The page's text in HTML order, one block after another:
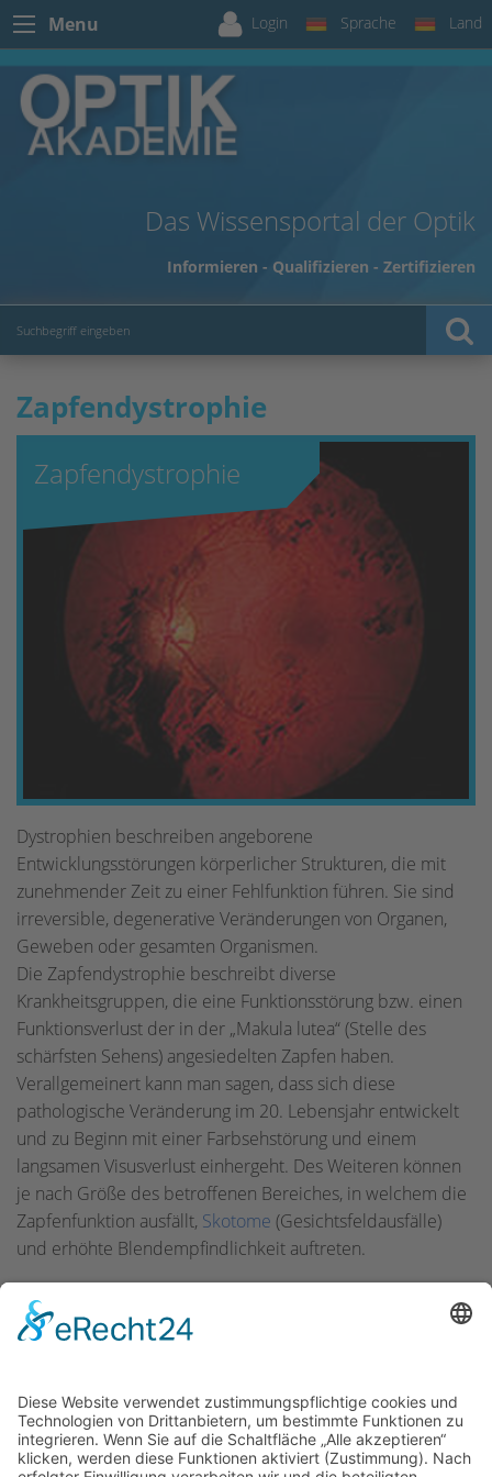
Menu Login Sprache Land
Das Wissensportal der Optik
Informieren - Qualifizieren - Zertifizieren
Zapfendystrophie
Zapfendystrophie
Dystrophien beschreiben angeborene
Entwicklungsstörungen körperlicher Strukturen, die mit
zunehmender Zeit zu einer Fehlfunktion führen. Sie sind
irreversible, degenerative Veränderungen von Organen,
Geweben oder gesamten Organismen.
Die Zapfendystrophie beschreibt diverse
Krankheitsgruppen, die eine Funktionsstörung bzw. einen
Funktionsverlust der in der „Makula lutea“ (Stelle des
schärfsten Sehens) angesiedelten Zapfen haben.
Verallgemeinert kann man sagen, dass sich diese
pathologische Veränderung im 20. Lebensjahr entwickelt
und zu Beginn mit einer Farbsehstörung und einem
langsamen Visusverlust einhergeht. Des Weiteren können
je nach Größe des betroffenen Bereiches, in welchem die
Zapfenfunktion ausfällt, Skotome (Gesichtsfeldausfälle)
und erhöhte Blendempfindlichkeit auftreten.
Inhalte:
OptAk GmbH
Hans-Böckler-Straße 7